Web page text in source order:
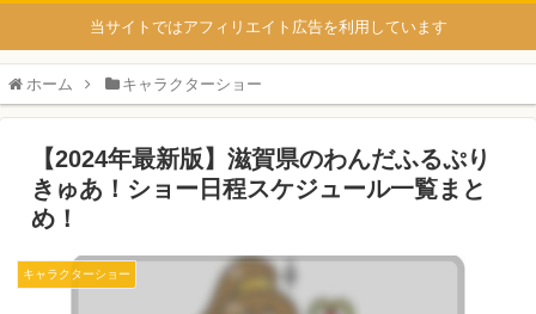
当サイトではアフィリエイト広告を利用しています
ホーム キャラクターショー
【2024年最新版】滋賀県のわんだふるぷり
きゅあ！ショー日程スケジュール一覧まと
め！
キャラクターショー